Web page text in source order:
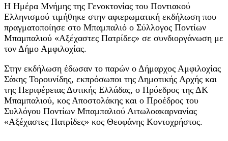
Η Ημέρα Μνήμης της Γενοκτονίας του Ποντιακού
Ελληνισμού τιμήθηκε στην αφιερωματική εκδήλωση που
πραγματοπoίησε στο Μπαμπαλιό ο Σύλλογος Ποντίων
Μπαμπαλιού «Αξέχαστες Πατρίδες» σε συνδιοργάνωση με
τον Δήμο Αμφιλοχίας.
Στην εκδήλωση έδωσαν το παρών ο Δήμαρχος Αμφιλοχίας
Σάκης Τορουνίδης, εκπρόσωποι της Δημοτικής Αρχής και
της Περιφέρειας Δυτικής Ελλάδας, ο Πρόεδρος της ΔΚ
Μπαμπαλιού, κος Αποστολάκης και ο Προέδρος του
Συλλόγου Ποντίων Μπαμπαλιού Αιτωλοακαρνανίας
«Αξέχαστες Πατρίδες» κος Θεοφάνης Κοντοχρήστος.